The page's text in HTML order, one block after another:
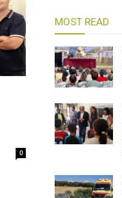
0
MOST READ